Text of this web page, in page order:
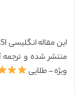
ویژه – طلایی